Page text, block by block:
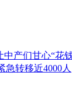
产们甘心“花
急转移近4000人